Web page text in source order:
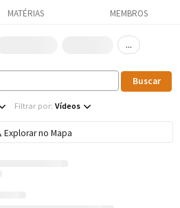
MATÉRIAS MEMBROS
...
Filtrar por: Vídeos
Explorar no Mapa